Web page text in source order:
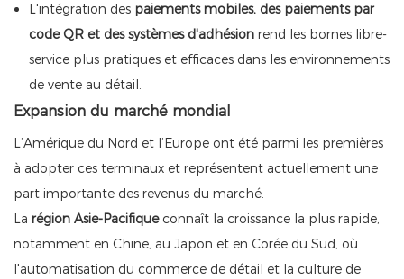
L'intégration des paiements mobiles, des paiements par
code QR et des systèmes d'adhésionrend les bornes libre-
service plus pratiques et efficaces dans les environnements
de vente au détail.
Expansion du marché mondial
L’Amérique du Nord et l’Europe ont été parmi les premières
à adopter ces terminaux et représentent actuellement une
part importante des revenus du marché.
La région Asie-Pacifiqueconnaît la croissance la plus rapide,
notamment en Chine, au Japon et en Corée du Sud, où
l'automatisation du commerce de détail et la culture de